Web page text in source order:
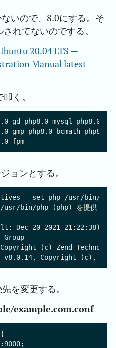
いので、8.0にする。そ
れてないのでする。
20.04 LTS —
Manual latest
く。
gd php8.0-mysql php8.0-
gmp php8.0-bcmath php8.0-
ョンとする。
--set php /usr/bin/
bin/php (php) を提供するた
Dec 20 2021 21:22:38) (
Group
(c) Zend
を変更する。
example.com.conf
{